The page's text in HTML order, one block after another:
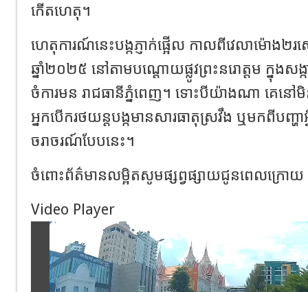
កើតហេតុ។
ហេតុការណ៍នេះបង្កភ្ញាក់ផ្អើល កាលពីវេលាម៉ោង២
ឆ្នាំ២០២៥ នៅតាមបណ្តោយផ្លូវព្រះនរោត្តម ក្នុងសង្
ចំការមន រាជធានីភ្នំពេញ។ ទោះបីយ៉ាងណា គេនៅ
អ្នកបើករថយន្ដបង្កមានសារធាតុស្រវឹង ឬមកពីបញ្ហាអ្
ចរាចរណ៍បែបនេះ។
ចំពោះព័ត៌មានលម្អិតសូមផ្សព្វផ្សាយជូនពេលក្រោ
Video Player